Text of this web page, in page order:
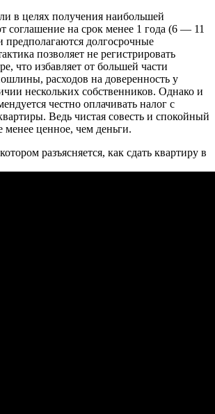
в целях получения наибольшей
соглашение на срок менее 1 года (6 — 11
предполагаются долгосрочные
позволяет не регистрировать
что избавляет от большей части
расходов на доверенность у
нескольких собственников. Однако и
честно оплачивать налог с
Ведь чистая совесть и спокойный
менее ценное, чем деньги.
разъясняется, как сдать квартиру в